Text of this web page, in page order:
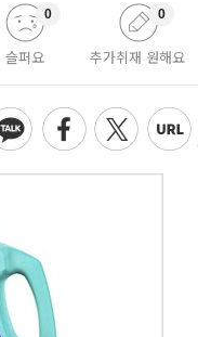
슬퍼요
0
추가취재 원해요
0